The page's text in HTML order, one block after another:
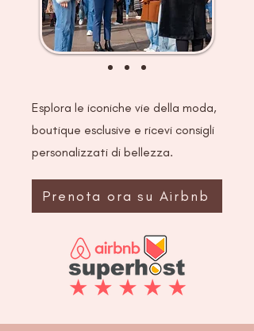
Esplora le iconiche vie della moda,
boutique esclusive e ricevi consigli
personalizzati di bellezza.
Prenota ora su Airbnb